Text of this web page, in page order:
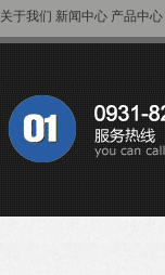
关于我们 新闻中心 产品中心